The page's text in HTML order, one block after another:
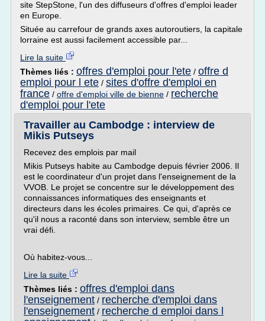
site StepStone, l'un des diffuseurs d'offres d'emploi leader
en Europe.
Située au carrefour de grands axes autoroutiers, la capitale
lorraine est aussi facilement accessible par...
Lire la suite
Thèmes liés : offres d'emploi pour l'ete / offre d
emploi pour l ete / sites d'offre d'emploi en
france / offre d'emploi ville de bienne / recherche
d'emploi pour l'ete
Travailler au Cambodge : interview de
Mikis Putseys
Recevez des emplois par mail
Mikis Putseys habite au Cambodge depuis février 2006. Il
est le coordinateur d'un projet dans l'enseignement de la
VVOB. Le projet se concentre sur le développement des
connaissances informatiques des enseignants et
directeurs dans les écoles primaires. Ce qui, d'après ce
qu'il nous a raconté dans son interview, semble être un
vrai défi.
Où habitez-vous...
Lire la suite
Thèmes liés : offres d'emploi dans
l'enseignement / recherche d'emploi dans
l'enseignement / recherche d emploi dans l